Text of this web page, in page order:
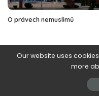
O právech nemuslimů
Mohlo by vás také
Our website uses
more